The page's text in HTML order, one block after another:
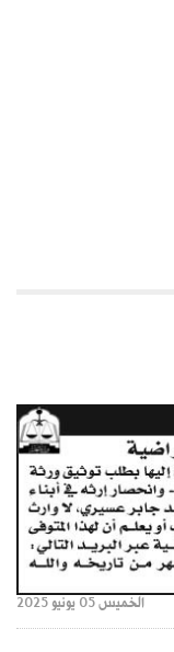
الخميس 05 يونيو 2025